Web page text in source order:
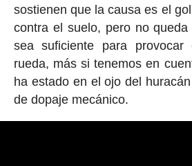
sostienen que la causa es el
contra el suelo, pero no
sea suficiente para
rueda, más si tenemos en
ha estado en el ojo del
de dopaje mecánico.